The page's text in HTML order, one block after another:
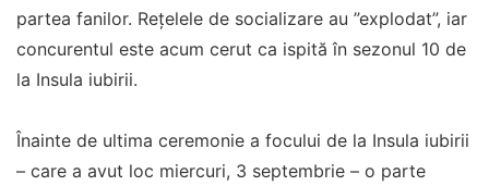
partea fanilor. Rețelele de socializare au ”explodat”, iar
concurentul este acum cerut ca ispită în sezonul 10 de
la Insula iubirii.
Înainte de ultima ceremonie a focului de la Insula iubirii
– care a avut loc miercuri, 3 septembrie – o parte